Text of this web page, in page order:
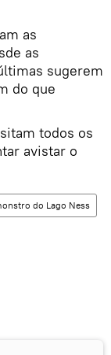
as
as
sugerem
do que
todos os
avistar o
do Lago Ness